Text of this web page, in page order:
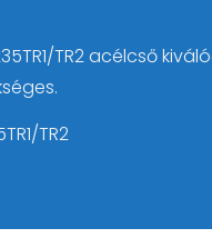
TR2 acélcső
TR2